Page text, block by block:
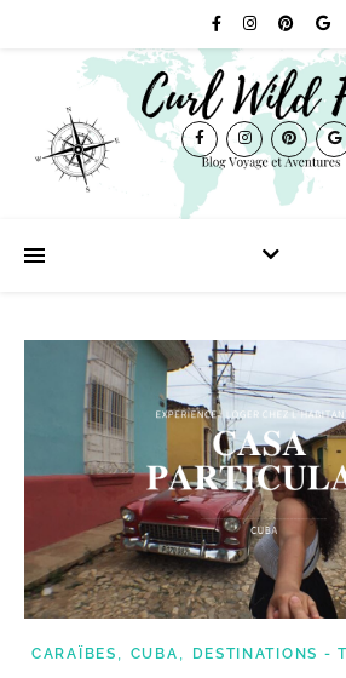
CARAÏBES CUBA DESTINATIONS -